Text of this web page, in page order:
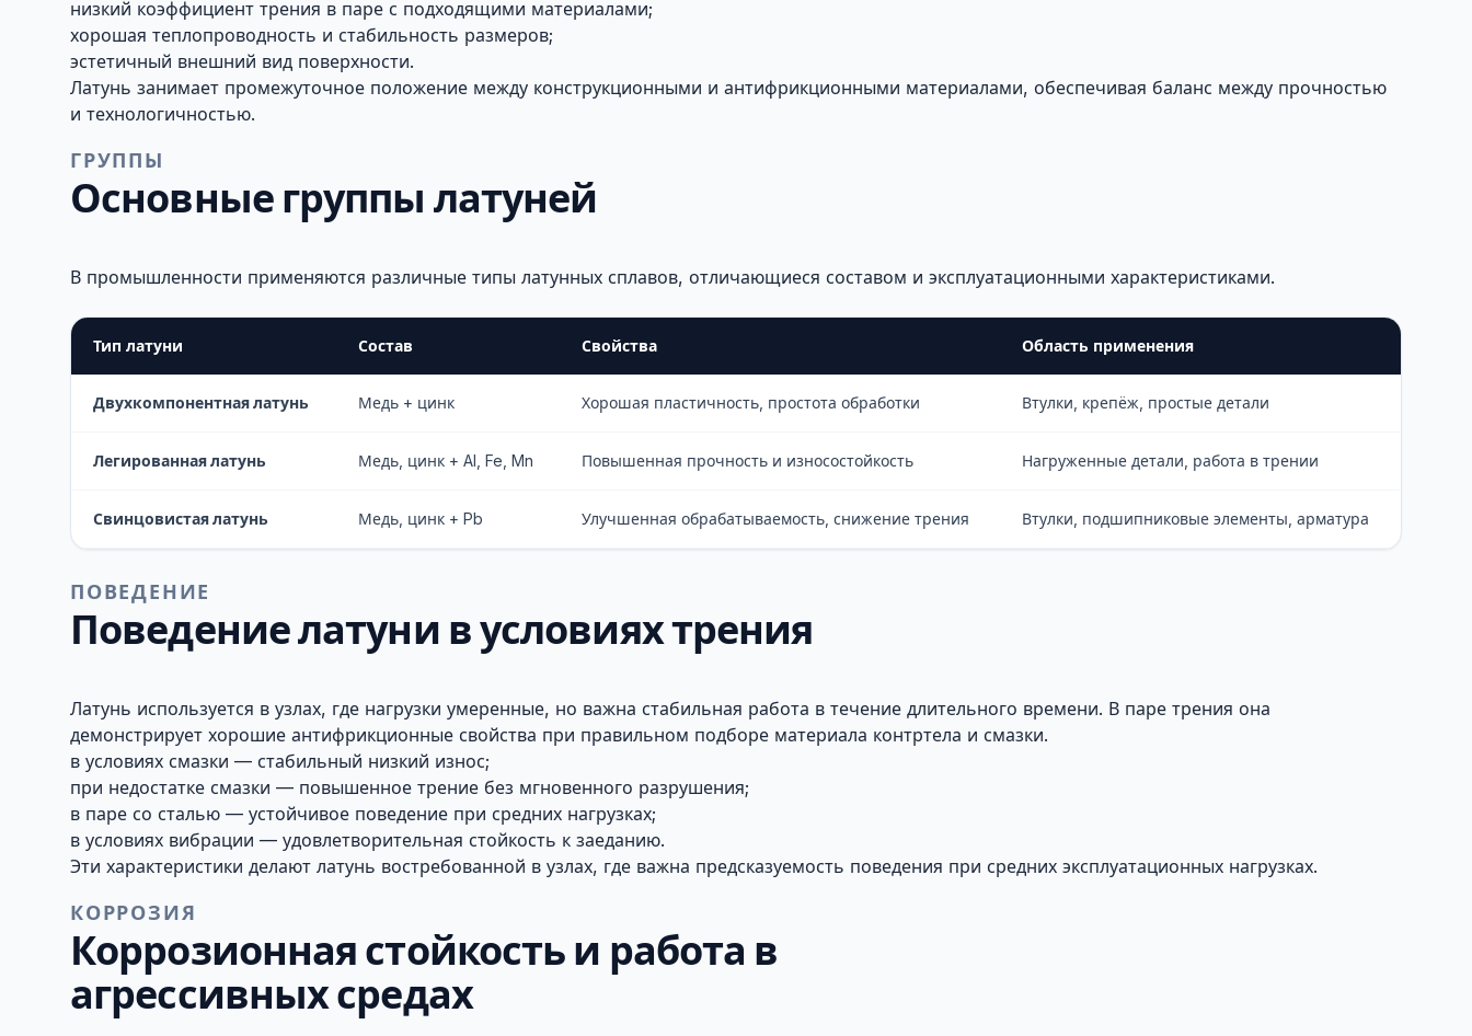
низкий коэффициент трения в паре с подходящими материалами;
хорошая теплопроводность и стабильность размеров;
эстетичный внешний вид поверхности.
Латунь занимает промежуточное положение между конструкционными и антифрикционными материалами, обеспечивая баланс между прочностью
и технологичностью.
ГРУППЫ
Основные группы латуней
В промышленности применяются различные типы латунных сплавов, отличающиеся составом и эксплуатационными характеристиками.
Тип латуни Состав Свойства Область применения
Двухкомпонентная латунь Медь + цинк Хорошая пластичность, простота обработки Втулки, крепёж, простые детали
Легированная латунь Медь, цинк + Al, Fe, Mn Повышенная прочность и износостойкость Нагруженные детали, работа в трении
Свинцовистая латунь Медь, цинк + Pb Улучшенная обрабатываемость, снижение трения Втулки, подшипниковые элементы, арматура
ПОВЕДЕНИЕ
Поведение латуни в условиях трения
Латунь используется в узлах, где нагрузки умеренные, но важна стабильная работа в течение длительного времени. В паре трения она
демонстрирует хорошие антифрикционные свойства при правильном подборе материала контртела и смазки.
в условиях смазки — стабильный низкий износ;
при недостатке смазки — повышенное трение без мгновенного разрушения;
в паре со сталью — устойчивое поведение при средних нагрузках;
в условиях вибрации — удовлетворительная стойкость к заеданию.
Эти характеристики делают латунь востребованной в узлах, где важна предсказуемость поведения при средних эксплуатационных нагрузках.
КОРРОЗИЯ
Коррозионная стойкость и работа в
агрессивных средах